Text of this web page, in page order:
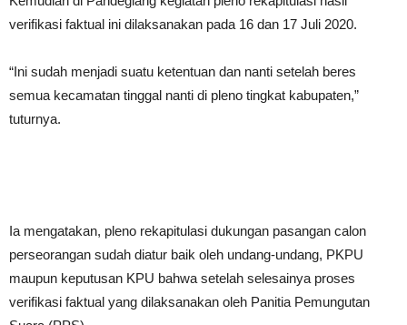
verifikasi faktual ini dilaksanakan pada 16 dan 17 Juli 2020.
“Ini sudah menjadi suatu ketentuan dan nanti setelah beres
semua kecamatan tinggal nanti di pleno tingkat kabupaten,”
tuturnya.
Ia mengatakan, pleno rekapitulasi dukungan pasangan calon
perseorangan sudah diatur baik oleh undang-undang, PKPU
maupun keputusan KPU bahwa setelah selesainya proses
verifikasi faktual yang dilaksanakan oleh Panitia Pemungutan